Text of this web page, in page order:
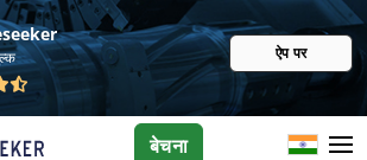
ऐप पर
बेचना